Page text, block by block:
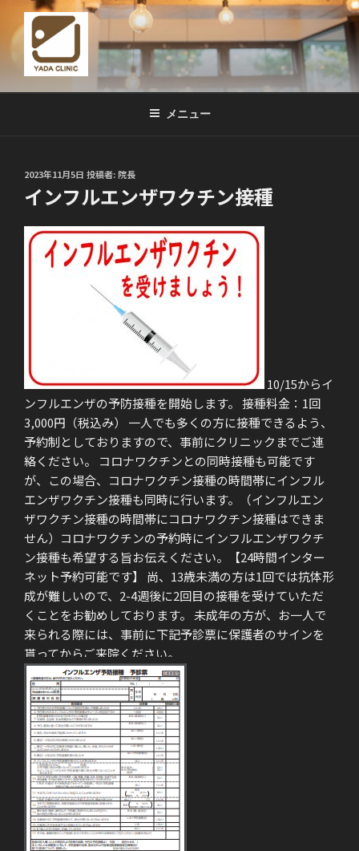
やだ消化器内視鏡クリニック
京都市 山科駅前の「やだ消化器内視鏡クリニック」では、ハイエンド
装置による「つらくない胃カメラ」「つらくない大腸カメラ」「エラス
トグラフィ」など、最新の検査を楽に正確に受けることができます。
メニュー
投
日:
2023年11月5日 投稿者: 院長
インフルエンザワクチン接種
10/15からイ
ンフルエンザの予防接種を開始します。 接種料金：1回
3,000円（税込み） 一人でも多くの方に接種できるよう、
予約制としておりますので、事前にクリニックまでご連
絡ください。 コロナワクチンとの同時接種も可能です
が、この場合、コロナワクチン接種の時間帯にインフル
エンザワクチン接種も同時に行います。（インフルエン
ザワクチン接種の時間帯にコロナワクチン接種はできま
せん）コロナワクチンの予約時にインフルエンザワクチ
ン接種も希望する旨お伝えください。【24時間インター
ネット予約可能です】 尚、13歳未満の方は1回では抗体形
成が難しいので、2-4週後に2回目の接種を受けていただ
くことをお勧めしております。 未成年の方が、お一人で
来られる際には、事前に下記予診票に保護者のサインを
貰ってからご来院ください。